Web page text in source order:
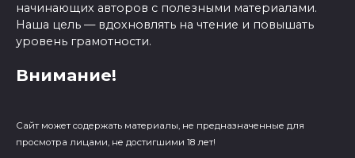
начинающих авторов с полезными материалами.
Наша цель — вдохновлять на чтение и повышать
уровень грамотности.
Внимание!
Сайт может содержать материалы, не предназначенные для
просмотра лицами, не достигшими 18 лет!